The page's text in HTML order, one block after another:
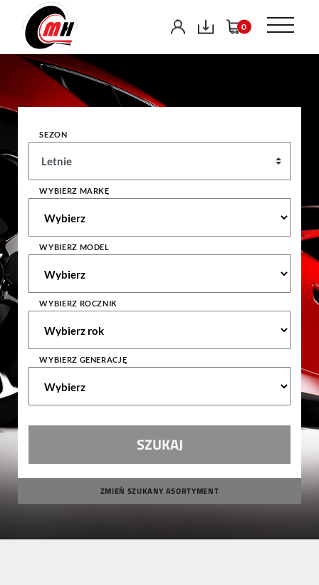
0
SEZON
WYBIERZ MARKĘ
WYBIERZ MODEL
WYBIERZ ROCZNIK
WYBIERZ GENERACJĘ
ZMIEŃ SZUKANY ASORTYMENT